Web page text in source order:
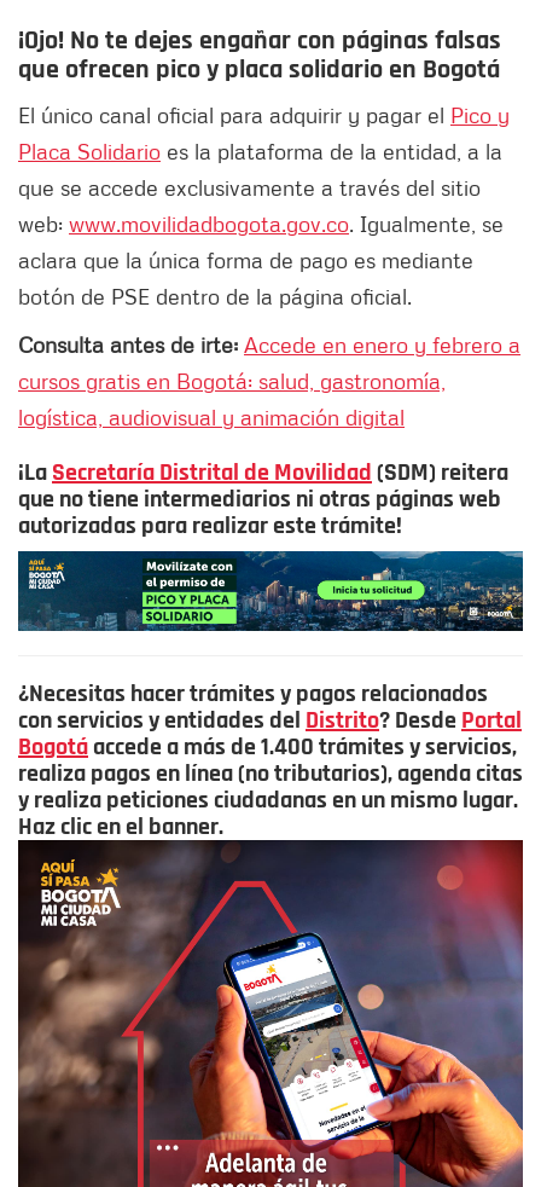
¡Ojo! No te dejes engañar con páginas falsas
que ofrecen pico y placa solidario en Bogotá
El único canal oficial para adquirir y pagar el Pico y
Placa Solidario es la plataforma de la entidad, a la
que se accede exclusivamente a través del sitio
web: www.movilidadbogota.gov.co. Igualmente, se
aclara que la única forma de pago es mediante
botón de PSE dentro de la página oficial.
Consulta antes de irte: Accede en enero y febrero a
cursos gratis en Bogotá: salud, gastronomía,
logística, audiovisual y animación digital
¡LaSecretaría Distrital de Movilidad(SDM) reitera
que no tiene intermediarios ni otras páginas web
autorizadas para realizar este trámite!
¿Necesitas hacer trámites y pagos relacionados
con servicios y entidades del Distrito? Desde Portal
Bogotáaccede a más de 1.400 trámites y servicios,
realiza pagos en línea (no tributarios), agenda citas
y realiza peticiones ciudadanas en un mismo lugar.
Haz clic en el banner.